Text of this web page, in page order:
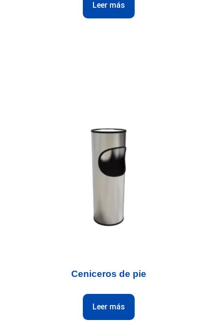
Leer más
Ceniceros de pie
Leer más